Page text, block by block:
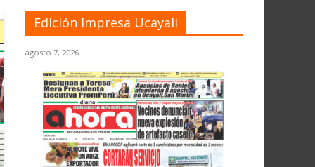
Edición Impresa Ucayali
agosto 7, 2026